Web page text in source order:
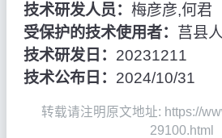
技术研发人员： 梅彦彦,何君
受保护的技术使用者： 莒县
技术研发日： 20231211
技术公布日： 2024/10/31
转载请注明原文地址: https://
29100.html